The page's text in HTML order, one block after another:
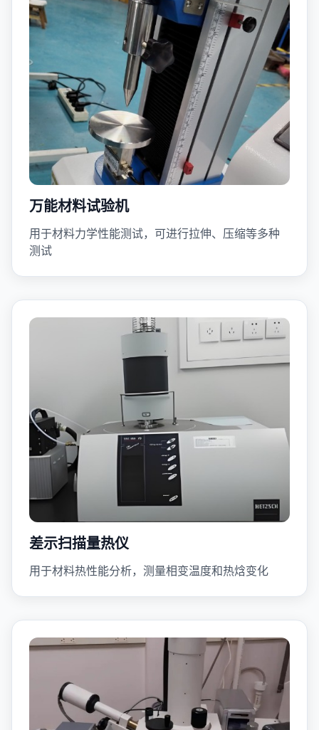
万能材料试验机
用于材料力学性能测试，可进行拉伸、压缩等多种
测试
差示扫描量热仪
用于材料热性能分析，测量相变温度和热焓变化